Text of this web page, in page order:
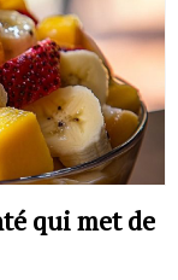
qui met de